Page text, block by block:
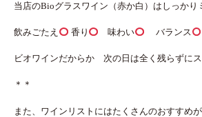
当店のBioグラスワイン（赤か白）はしっかり
飲みごたえ 香り 味わい バランス
ビオワインだからか 次の日は全く残らずに
＊＊
また、ワインリストにはたくさんのおすすめ